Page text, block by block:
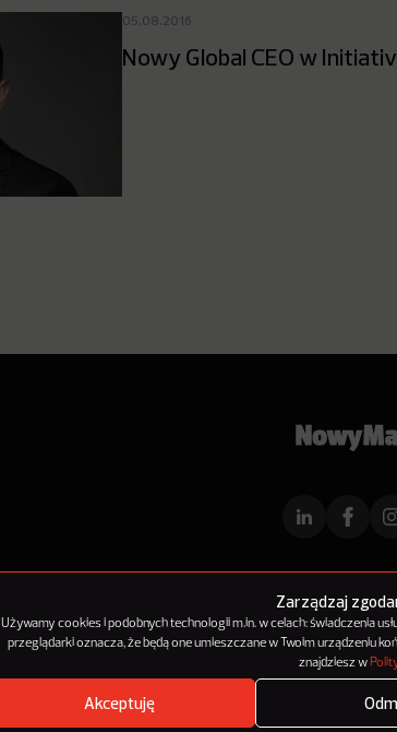
Zarządzaj
Używamy cookies i podobnych technologii m.in. w celach: świadczenia
przeglądarki oznacza, że będą one umieszczane w Twoim urządzeniu
znajdziesz w
Akceptuję
05.08.2016
Nowy Global CEO w
ReklamaKontakt
NowyMarketing